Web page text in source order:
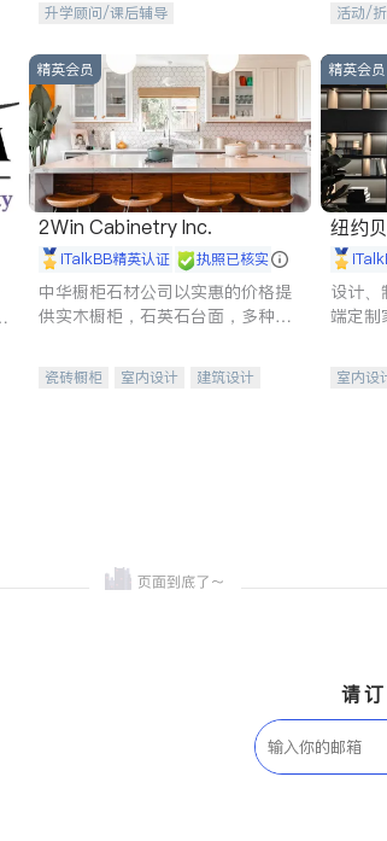
升学顾问/课后辅导 活动/
精英会员
2Win Cabinetry Inc.
iTalkBB精英认证 执照已核实
中华橱柜石材公司以实惠的价格提
供实木橱柜，石英石台面，多种优
机。品质厨房，家的选择。
瓷砖橱柜 室内设计
建筑设计
精英会员
纽约贝拉
E
设计、
端定制
室内设
请